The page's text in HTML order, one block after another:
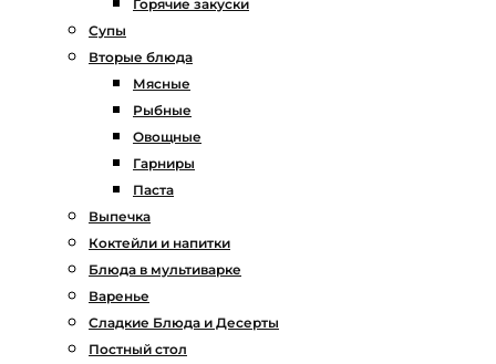
Горячие закуски
Супы
Вторые блюда
Мясные
Рыбные
Овощные
Гарниры
Паста
Выпечка
Коктейли и напитки
Блюда в мультиварке
Варенье
Сладкие Блюда и Десерты
Постный стол